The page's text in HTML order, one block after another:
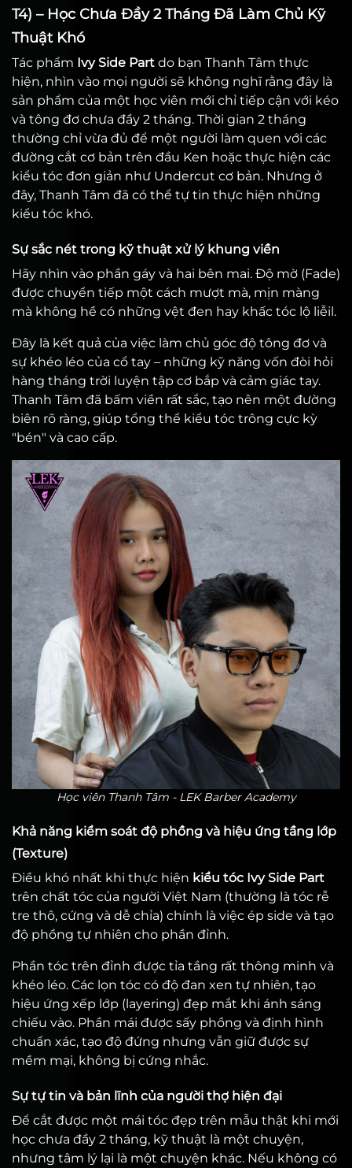
T4) – Học Chưa Đầy 2 Tháng Đã Làm Chủ Kỹ
Thuật Khó
Tác phẩm Ivy Side Part do bạn Thanh Tâm thực
hiện, nhìn vào mọi người sẽ không nghĩ rằng đây là
sản phẩm của một học viên mới chỉ tiếp cận với kéo
và tông đơ chưa đầy 2 tháng. Thời gian 2 tháng
thường chỉ vừa đủ để một người làm quen với các
đường cắt cơ bản trên đầu Ken hoặc thực hiện các
kiểu tóc đơn giản như Undercut cơ bản. Nhưng ở
đây, Thanh Tâm đã có thể tự tin thực hiện những
kiểu tóc khó.
Sự sắc nét trong kỹ thuật xử lý khung viền
Hãy nhìn vào phần gáy và hai bên mai. Độ mờ (Fade)
được chuyển tiếp một cách mượt mà, mịn màng
mà không hề có những vệt đen hay khấc tóc lộ liễil.
Đây là kết quả của việc làm chủ góc độ tông đơ và
sự khéo léo của cổ tay – những kỹ năng vốn đòi hỏi
hàng tháng trời luyện tập cơ bắp và cảm giác tay.
Thanh Tâm đã bấm viền rất sắc, tạo nên một đường
biên rõ ràng, giúp tổng thể kiểu tóc trông cực kỳ
"bén" và cao cấp.
Học viên Thanh Tâm - LEK Barber Academy
Khả năng kiểm soát độ phồng và hiệu ứng tầng lớp
(Texture)
Điều khó nhất khi thực hiện kiểu tóc Ivy Side Part
trên chất tóc của người Việt Nam (thường là tóc rễ
tre thô, cứng và dễ chỉa) chính là việc ép side và tạo
độ phồng tự nhiên cho phần đỉnh.
Phần tóc trên đỉnh được tỉa tầng rất thông minh và
khéo léo. Các lọn tóc có độ đan xen tự nhiên, tạo
hiệu ứng xếp lớp (layering) đẹp mắt khi ánh sáng
chiếu vào. Phần mái được sấy phồng và định hình
chuẩn xác, tạo độ đứng nhưng vẫn giữ được sự
mềm mại, không bị cứng nhắc.
Sự tự tin và bản lĩnh của người thợ hiện đại
Để cắt được một mái tóc đẹp trên mẫu thật khi mới
học chưa đầy 2 tháng, kỹ thuật là một chuyện,
nhưng tâm lý lại là một chuyện khác. Nếu không có